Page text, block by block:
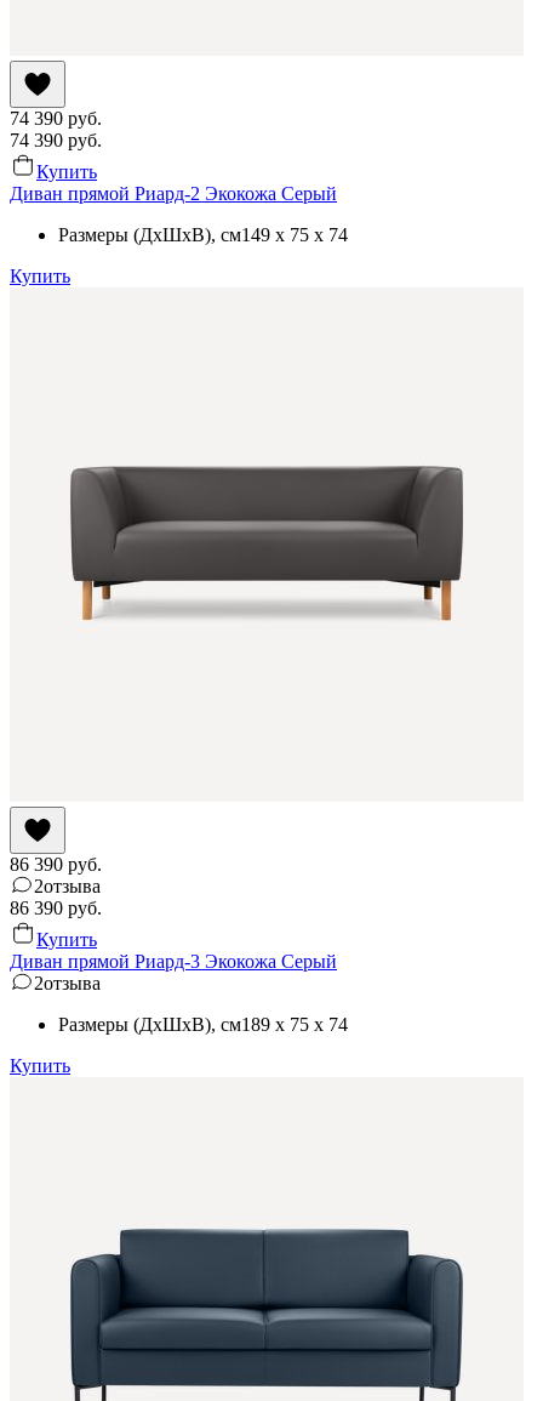
74 390 руб.
74 390 руб.
Купить
Диван прямой Риард-2 Экокожа Серый
Размеры (ДхШхВ), см149 x 75 x 74
Купить
86 390 руб.
2отзыва
86 390 руб.
Купить
Диван прямой Риард-3 Экокожа Серый
2отзыва
Размеры (ДхШхВ), см189 x 75 x 74
Купить